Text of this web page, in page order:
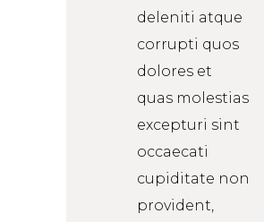
deleniti atque
corrupti quos
dolores et
quas molestias
excepturi sint
occaecati
cupiditate non
provident,